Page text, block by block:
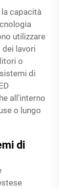
capacità
utilizzare
lavori
o
di
all'interno
o lungo
di